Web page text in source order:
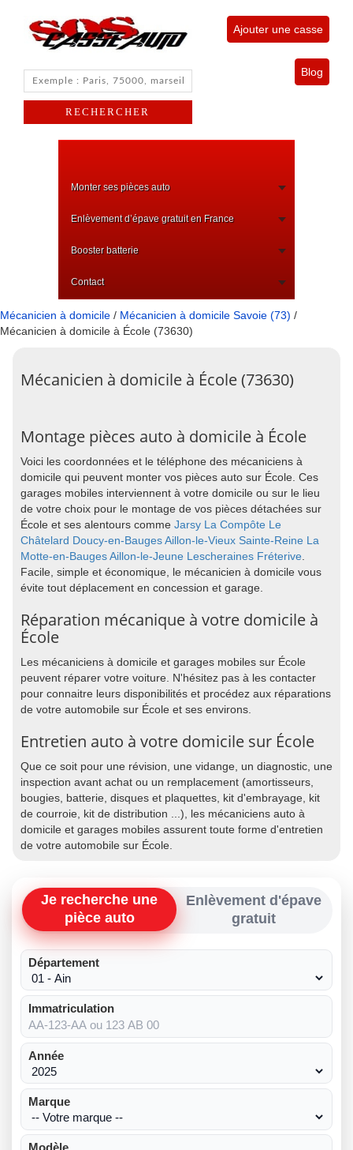
Ajouter une casse
Blog
Monter ses pièces auto
Enlèvement d’épave gratuit en France
Booster batterie
Contact
Mécanicien à domicile / Mécanicien à domicile Savoie (73) /
Mécanicien à domicile à École (73630)
Mécanicien à domicile à École (73630)
Montage pièces auto à domicile à École
Voici les coordonnées et le téléphone des mécaniciens à
domicile qui peuvent monter vos pièces auto sur École. Ces
garages mobiles interviennent à votre domicile ou sur le lieu
de votre choix pour le montage de vos pièces détachées sur
École et ses alentours comme Jarsy La Compôte Le
Châtelard Doucy-en-BaugesAillon-le-Vieux Sainte-Reine La
Motte-en-BaugesAillon-le-Jeune Lescheraines Fréterive.
Facile, simple et économique, le mécanicien à domicile vous
évite tout déplacement en concession et garage.
Réparation mécanique à votre domicile à
École
Les mécaniciens à domicile et garages mobiles sur École
peuvent réparer votre voiture. N'hésitez pas à les contacter
pour connaitre leurs disponibilités et procédez aux réparations
de votre automobile sur École et ses environs.
Entretien auto à votre domicile sur École
Que ce soit pour une révision, une vidange, un diagnostic, une
inspection avant achat ou un remplacement (amortisseurs,
bougies, batterie, disques et plaquettes, kit d'embrayage, kit
de courroie, kit de distribution ...), les mécaniciens auto à
domicile et garages mobiles assurent toute forme d'entretien
de votre automobile sur École.
Je recherche une
pièce auto
Enlèvement d'épave
gratuit
Département
Immatriculation
Année
Marque